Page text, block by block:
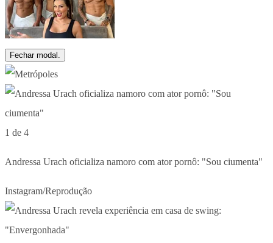
Fechar modal.
1 de 4
Andressa Urach oficializa namoro com ator pornô: "Sou ciumenta"
Instagram/Reprodução